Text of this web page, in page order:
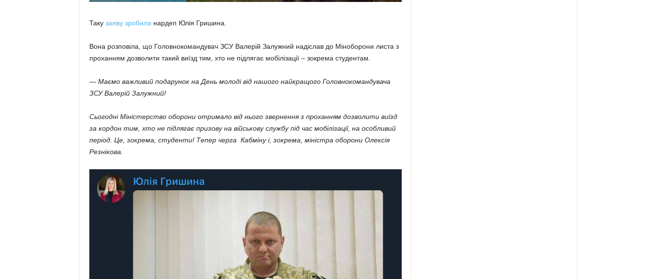
Таку заяву зробила нардеп Юлія Гришина.
Вона розповіла, що Головнокомандувач ЗСУ Валерій Залужний надіслав до Міноборони листа з
проханням дозволити такий виїзд тим, хто не підлягає мобілізації – зокрема студентам.
— Маємо важливий подарунок на День молоді від нашого найкращого Головнокомандувача
ЗСУ Валерій Залужний!
Сьогодні Міністерство оборони отримало від нього звернення з проханням дозволити виїзд
за кордон тим, хто не підлягає призову на військову службу під час мобілізації, на особливий
період. Це, зокрема, студенти! Тепер черга Кабміну і, зокрема, міністра оборони Олексія
Резнікова.